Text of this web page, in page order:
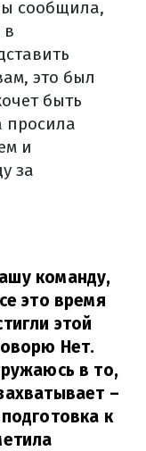
сообщила,
в
это был
быть
просила
и
за
команду,
это время
этой
Нет.
в то,
–
к